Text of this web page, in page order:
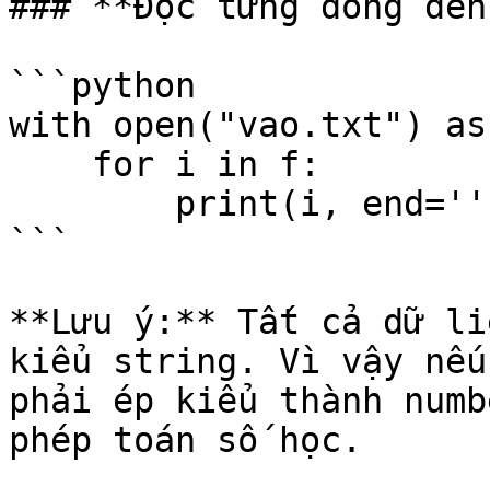
```python
with
```
**Lưu ý:** Tất cả dữ
kiểu string. Vì vậy
phải ép kiểu thành
phép toán số học.